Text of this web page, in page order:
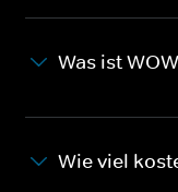
Was ist
Wie viel